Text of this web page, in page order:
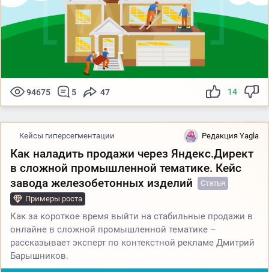
94675 5 47 14
Кейсы гиперсегментации Редакция Yagla
Как наладить продажи через Яндекс.Директ
в сложной промышленной тематике. Кейс
завода железобетонных изделий
Статья
Примеры роста
Как за короткое время выйти на стабильные продажи в
онлайне в сложной промышленной тематике –
рассказывает эксперт по контекстной рекламе Дмитрий
Барышников.